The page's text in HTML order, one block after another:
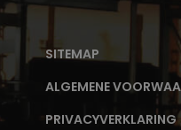
SITEMAP
ALGEMENE
PRIVACYVERKLARING